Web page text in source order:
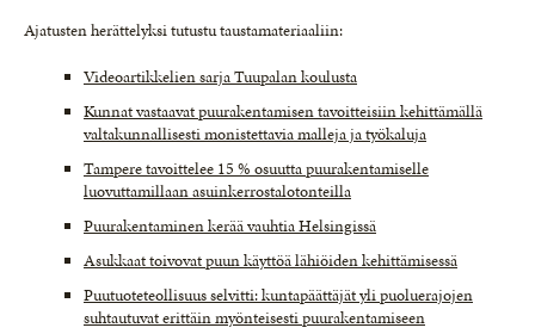
Ajatusten herättelyksi tutustu taustamateriaaliin:
Videoartikkelien sarja Tuupalan koulusta
Kunnat vastaavat puurakentamisen tavoitteisiin kehittämällä
valtakunnallisesti monistettavia malleja ja työkaluja
Tampere tavoittelee 15 % osuutta puurakentamiselle
luovuttamillaan asuinkerrostalotonteilla
Puurakentaminen kerää vauhtia Helsingissä
Asukkaat toivovat puun käyttöä lähiöiden kehittämisessä
Puutuoteteollisuus selvitti: kuntapäättäjät yli puoluerajojen
suhtautuvat erittäin myönteisesti puurakentamiseen